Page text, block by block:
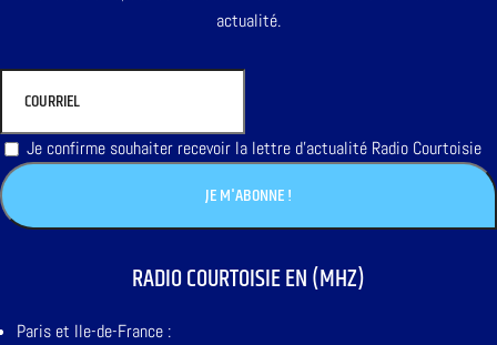
actualité.
Je confirme souhaiter recevoir la lettre d'actualité Radio Courtoisie
RADIO COURTOISIE EN (MHZ)
Paris et Ile-de-France :